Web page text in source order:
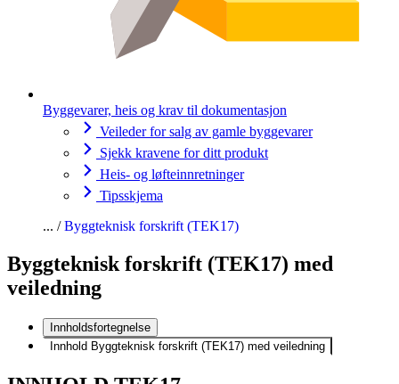
Byggevarer, heis og krav til dokumentasjon
Veileder for salg av gamle byggevarer
Sjekk kravene for ditt produkt
Heis- og løfteinnretninger
Tipsskjema
Byggteknisk forskrift (TEK17)
Byggteknisk forskrift (TEK17) med
veiledning
Innholdsfortegnelse
Innhold Byggteknisk forskrift (TEK17) med veiledning